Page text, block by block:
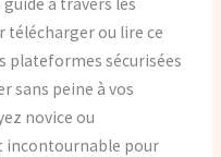
télécharger ou lire ce
plateformes sécurisées
sans peine à vos
novice ou
incontournable pour